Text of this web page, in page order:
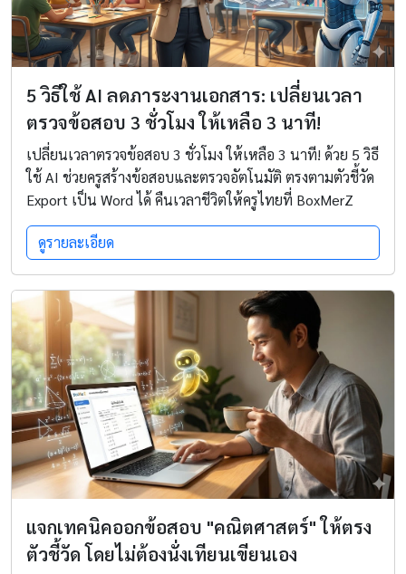
5 วิธีใช้ AI ลดภาระงานเอกสาร: เปลี่ยนเวลา
ตรวจข้อสอบ 3 ชั่วโมง ให้เหลือ 3 นาที!
เปลี่ยนเวลาตรวจข้อสอบ 3 ชั่วโมง ให้เหลือ 3 นาที! ด้วย 5 วิธี
ใช้ AI ช่วยครูสร้างข้อสอบและตรวจอัตโนมัติ ตรงตามตัวชี้วัด
Export เป็น Word ได้ คืนเวลาชีวิตให้ครูไทยที่ BoxMerZ
ดูรายละเอียด
แจกเทคนิคออกข้อสอบ "คณิตศาสตร์" ให้ตรง
ตัวชี้วัด โดยไม่ต้องนั่งเทียนเขียนเอง